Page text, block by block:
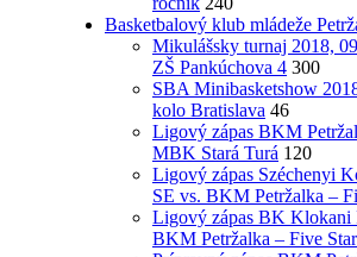
Basketbalový klub mládeže
Mikulášsky turnaj 2018,
ZŠ Pankúchova 4 300
SBA Minibasketshow
kolo Bratislava 46
Ligový zápas BKM
MBK Stará Turá 120
Ligový zápas Széchenyi
SE vs. BKM Petržalka –
Ligový zápas BK Klokani
BKM Petržalka – Five